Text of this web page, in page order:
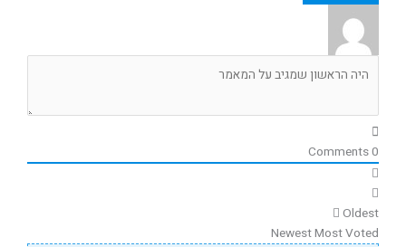
0
Oldest
NewestMost Voted